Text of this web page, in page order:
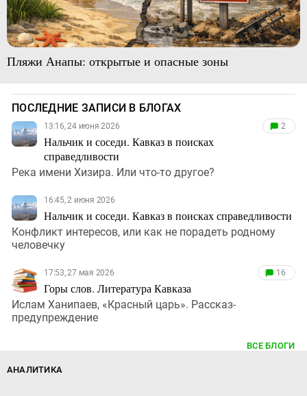
Пляжи Анапы: открытые и опасные зоны
ПОСЛЕДНИЕ ЗАПИСИ В БЛОГАХ
13:16, 24 июня 2026
Нальчик и соседи. Кавказ в поисках
справедливости
2
Река имени Хизира. Или что-то другое?
16:45, 2 июня 2026
Нальчик и соседи. Кавказ в поисках справедливости
Конфликт интересов, или как не порадеть родному
человечку
17:53, 27 мая 2026
Горы слов. Литература Кавказа
16
Ислам Ханипаев, «Красный царь». Рассказ-
предупреждение
ВСЕ БЛОГИ
АНАЛИТИКА